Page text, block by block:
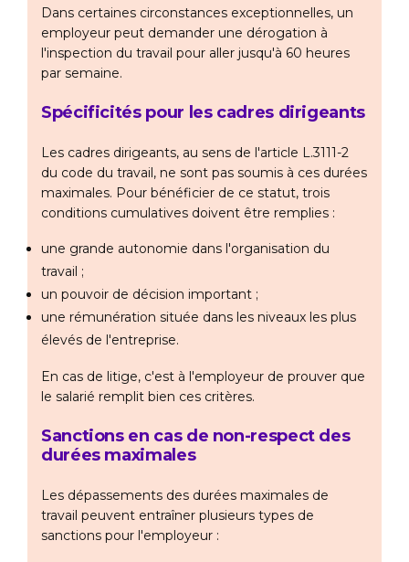
Dans certaines circonstances exceptionnelles, un
employeur peut demander une dérogation à
l'inspection du travail pour aller jusqu'à 60 heures
par semaine.
Spécificités pour les cadres dirigeants
Les cadres dirigeants, au sens de l'article L.3111-2
du code du travail, ne sont pas soumis à ces durées
maximales. Pour bénéficier de ce statut, trois
conditions cumulatives doivent être remplies :
une grande autonomie dans l'organisation du
travail ;
un pouvoir de décision important ;
une rémunération située dans les niveaux les plus
élevés de l'entreprise.
En cas de litige, c'est à l'employeur de prouver que
le salarié remplit bien ces critères.
Sanctions en cas de non-respect des
durées maximales
Les dépassements des durées maximales de
travail peuvent entraîner plusieurs types de
sanctions pour l'employeur :